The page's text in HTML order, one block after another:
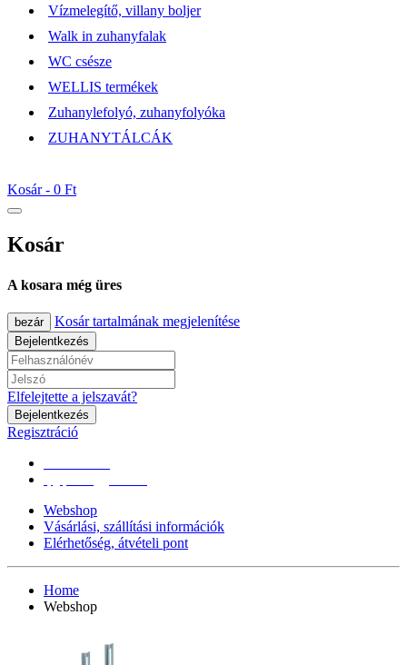
Vízmelegítő, villany boljer
Walk in zuhanyfalak
WC csésze
WELLIS termékek
Zuhanylefolyó, zuhanyfolyóka
ZUHANYTÁLCÁK
Kosár - 0 Ft
Kosár
A kosara még üres
bezár Kosár tartalmának megjelenítése
Bejelentkezés
Elfelejtette a jelszavát?
Bejelentkezés
Regisztráció
Webshop
Vásárlási, szállítási információk
Elérhetőség, átvételi pont
Home
Webshop